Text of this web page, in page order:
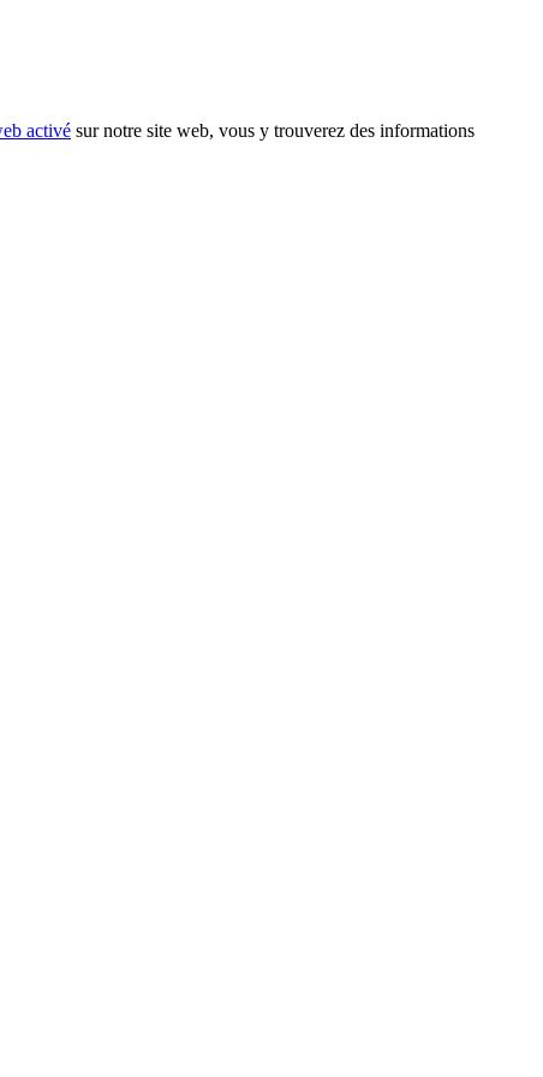
activé sur notre site web, vous y trouverez des informations